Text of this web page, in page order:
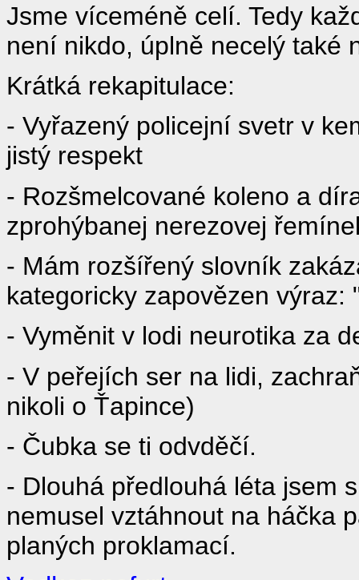
Jsme víceméně celí. Tedy
není nikdo, úplně necelý také
Krátká rekapitulace:
- Vyřazený policejní svetr v
jistý respekt
- Rozšmelcované koleno a
zprohýbanej nerezovej
- Mám rozšířený slovník
kategoricky zapovězen výraz:
- Vyměnit v lodi neurotika za
- V peřejích ser na lidi,
nikoli o Ťapince)
- Čubka se ti odvděčí.
- Dlouhá předlouhá léta jsem
nemusel vztáhnout na háčka
planých proklamací.